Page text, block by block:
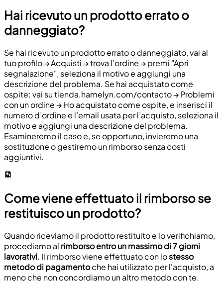
Hai ricevuto un prodotto errato o
danneggiato?
Se hai ricevuto un prodotto errato o danneggiato, vai al
tuo profilo → Acquisti → trova l’ordine → premi "Apri
segnalazione", seleziona il motivo e aggiungi una
descrizione del problema. Se hai acquistato come
ospite: vai su tienda.hamelyn.com/contacto → Problemi
con un ordine → Ho acquistato come ospite, e inserisci il
numero d’ordine e l’email usata per l’acquisto, seleziona il
motivo e aggiungi una descrizione del problema.
Esamineremo il caso e, se opportuno, invieremo una
sostituzione o gestiremo un rimborso senza costi
aggiuntivi.
Come viene effettuato il rimborso se
restituisco un prodotto?
Quando riceviamo il prodotto restituito e lo verifichiamo,
procediamo al rimborso entro un massimo di 7 giorni
lavorativi. Il rimborso viene effettuato con lostesso
metodo di pagamentoche hai utilizzato per l'acquisto, a
meno che non concordiamo un altro metodo con te.